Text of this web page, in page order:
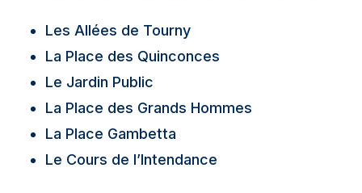
Les Allées de Tourny
La Place des Quinconces
Le Jardin Public
La Place des Grands Hommes
La Place Gambetta
Le Cours de l’Intendance